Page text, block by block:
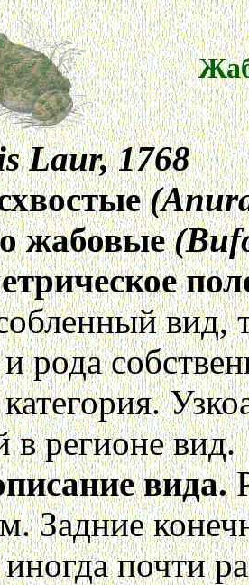
Laur, 1768
жабовые
вид,
и рода
в регионе вид.
вида.
Задние
почти